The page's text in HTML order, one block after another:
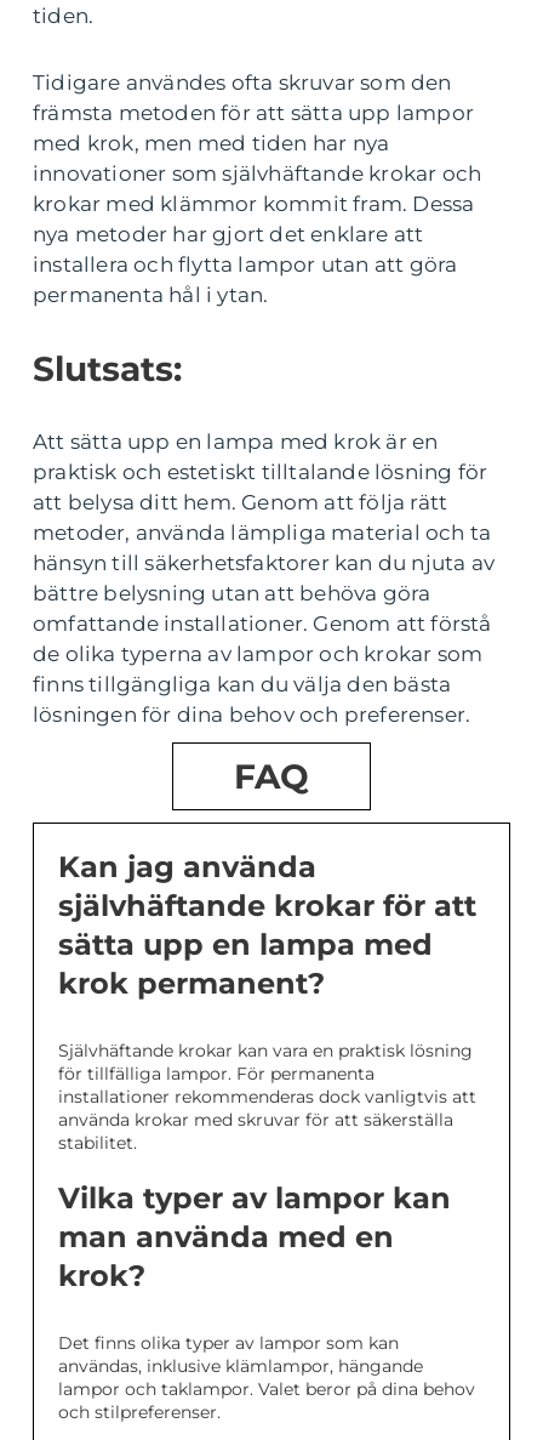
tiden.
Tidigare användes ofta skruvar som den
främsta metoden för att sätta upp lampor
med krok, men med tiden har nya
innovationer som självhäftande krokar och
krokar med klämmor kommit fram. Dessa
nya metoder har gjort det enklare att
installera och flytta lampor utan att göra
permanenta hål i ytan.
Slutsats:
Att sätta upp en lampa med krok är en
praktisk och estetiskt tilltalande lösning för
att belysa ditt hem. Genom att följa rätt
metoder, använda lämpliga material och ta
hänsyn till säkerhetsfaktorer kan du njuta av
bättre belysning utan att behöva göra
omfattande installationer. Genom att förstå
de olika typerna av lampor och krokar som
finns tillgängliga kan du välja den bästa
lösningen för dina behov och preferenser.
FAQ
Kan jag använda
självhäftande krokar för att
sätta upp en lampa med
krok permanent?
Självhäftande krokar kan vara en praktisk lösning
för tillfälliga lampor. För permanenta
installationer rekommenderas dock vanligtvis att
använda krokar med skruvar för att säkerställa
stabilitet.
Vilka typer av lampor kan
man använda med en
krok?
Det finns olika typer av lampor som kan
användas, inklusive klämlampor, hängande
lampor och taklampor. Valet beror på dina behov
och stilpreferenser.